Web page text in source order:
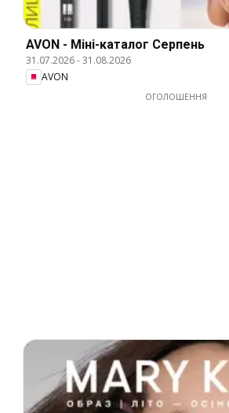
AVON - Міні-каталог Серпень
31.07.2026-31.08.2026
AVON
ОГОЛОШЕННЯ